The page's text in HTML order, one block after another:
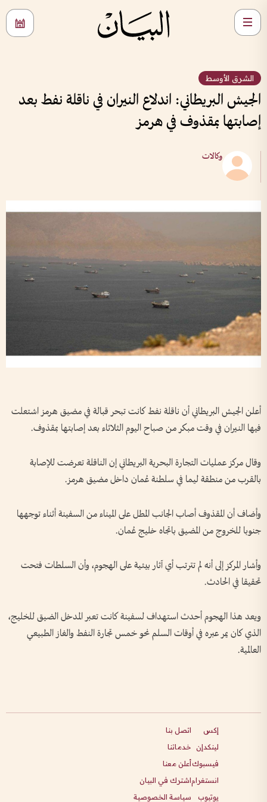
الشرق الأوسط
الجيش البريطاني: اندلاع النيران في ناقلة نفط بعد
إصابتها بمقذوف في هرمز
وكالات
أعلن الجيش البريطاني أن ناقلة نفط كانت تبحر قبالة في مضيق هرمز اشتعلت
فيها النيران في وقت مبكر من صباح اليوم الثلاثاء بعد إصابتها بمقذوف.
وقال مركز عمليات التجارة البحرية البريطاني إن الناقلة تعرضت للإصابة
بالقرب من منطقة ليما في سلطنة عُمان داخل مضيق هرمز.
وأضاف أن المقذوف أصاب الجانب المطل على الميناء من السفينة أثناء توجهها
جنوبا للخروج من المضيق باتجاه خليج عُمان.
وأشار المركز إلى أنه لم تترتب أي آثار بيئية على الهجوم، وأن السلطات فتحت
تحقيقا في الحادث.
ويعد هذا الهجوم أحدث استهداف لسفينة كانت تعبر المدخل الضيق للخليج،
الذي كان يمر عبره في أوقات السلم نحو خمس تجارة النفط والغاز الطبيعي
العالمية.
إكس
لينكدإن
فيسبوك
انستغرام
يوتيوب
اتصل بنا
خدماتنا
أعلن معنا
اشترك في البيان
سياسة الخصوصية